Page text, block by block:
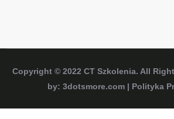
Copyright © 2022 CT Szkolenia. All
by: 3dotsmore.com| Polityka